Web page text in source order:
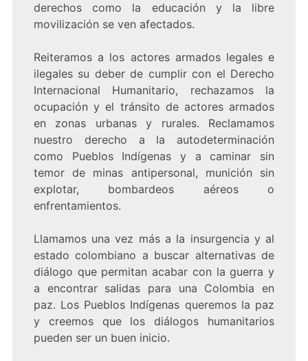
derechos como la educación y la libre
movilización se ven afectados.
Reiteramos a los actores armados legales e
ilegales su deber de cumplir con el Derecho
Internacional Humanitario, rechazamos la
ocupación y el tránsito de actores armados
en zonas urbanas y rurales. Reclamamos
nuestro derecho a la autodeterminación
como Pueblos Indígenas y a caminar sin
temor de minas antipersonal, munición sin
explotar, bombardeos aéreos o
enfrentamientos.
Llamamos una vez más a la insurgencia y al
estado colombiano a buscar alternativas de
diálogo que permitan acabar con la guerra y
a encontrar salidas para una Colombia en
paz. Los Pueblos Indígenas queremos la paz
y creemos que los diálogos humanitarios
pueden ser un buen inicio.